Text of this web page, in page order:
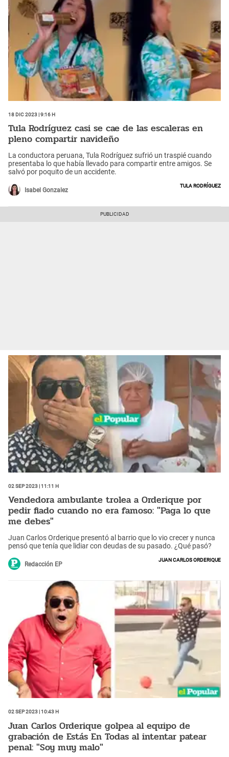
18 Dic 2023 | 9:16 h
Tula Rodríguez casi se cae de las escaleras en
pleno compartir navideño
La conductora peruana, Tula Rodríguez sufrió un traspié cuando
presentaba lo que había llevado para compartir entre amigos. Se
salvó por poquito de un accidente.
Isabel Gonzalez
Tula Rodríguez
02 Sep 2023 | 11:11 h
Vendedora ambulante trolea a Orderique por
pedir fiado cuando no era famoso: "Paga lo que
me debes"
Juan Carlos Orderique presentó al barrio que lo vio crecer y nunca
pensó que tenía que lidiar con deudas de su pasado. ¿Qué pasó?
Redacción EP
Juan Carlos Orderique
02 Sep 2023 | 10:43 h
Juan Carlos Orderique golpea al equipo de
grabación de Estás En Todas al intentar patear
penal: "Soy muy malo"